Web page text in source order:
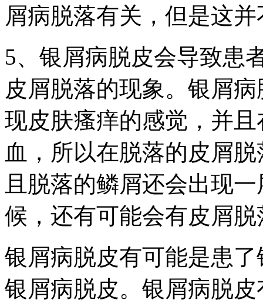
屑病脱落有关，但是这
5、银屑病脱皮会导致患
皮屑脱落的现象。银屑
现皮肤瘙痒的感觉，并
血，所以在脱落的皮屑
且脱落的鳞屑还会出现
候，还有可能会有皮屑脱
银屑病脱皮有可能是患
银屑病脱皮。银屑病脱